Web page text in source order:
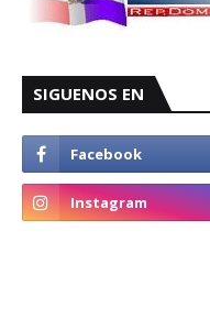
SIGUENOS EN